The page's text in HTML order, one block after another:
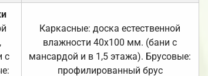
с
Каркасные: доска естественной
влажности 40х100 мм. (бани с
мансардой и в 1,5 этажа). Брусовые:
профилированный брус